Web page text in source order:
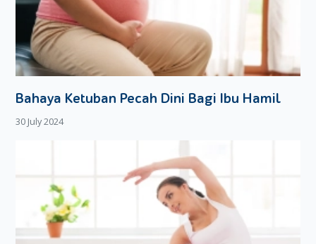
Bahaya Ketuban Pecah Dini Bagi Ibu Hamil
30 July 2024